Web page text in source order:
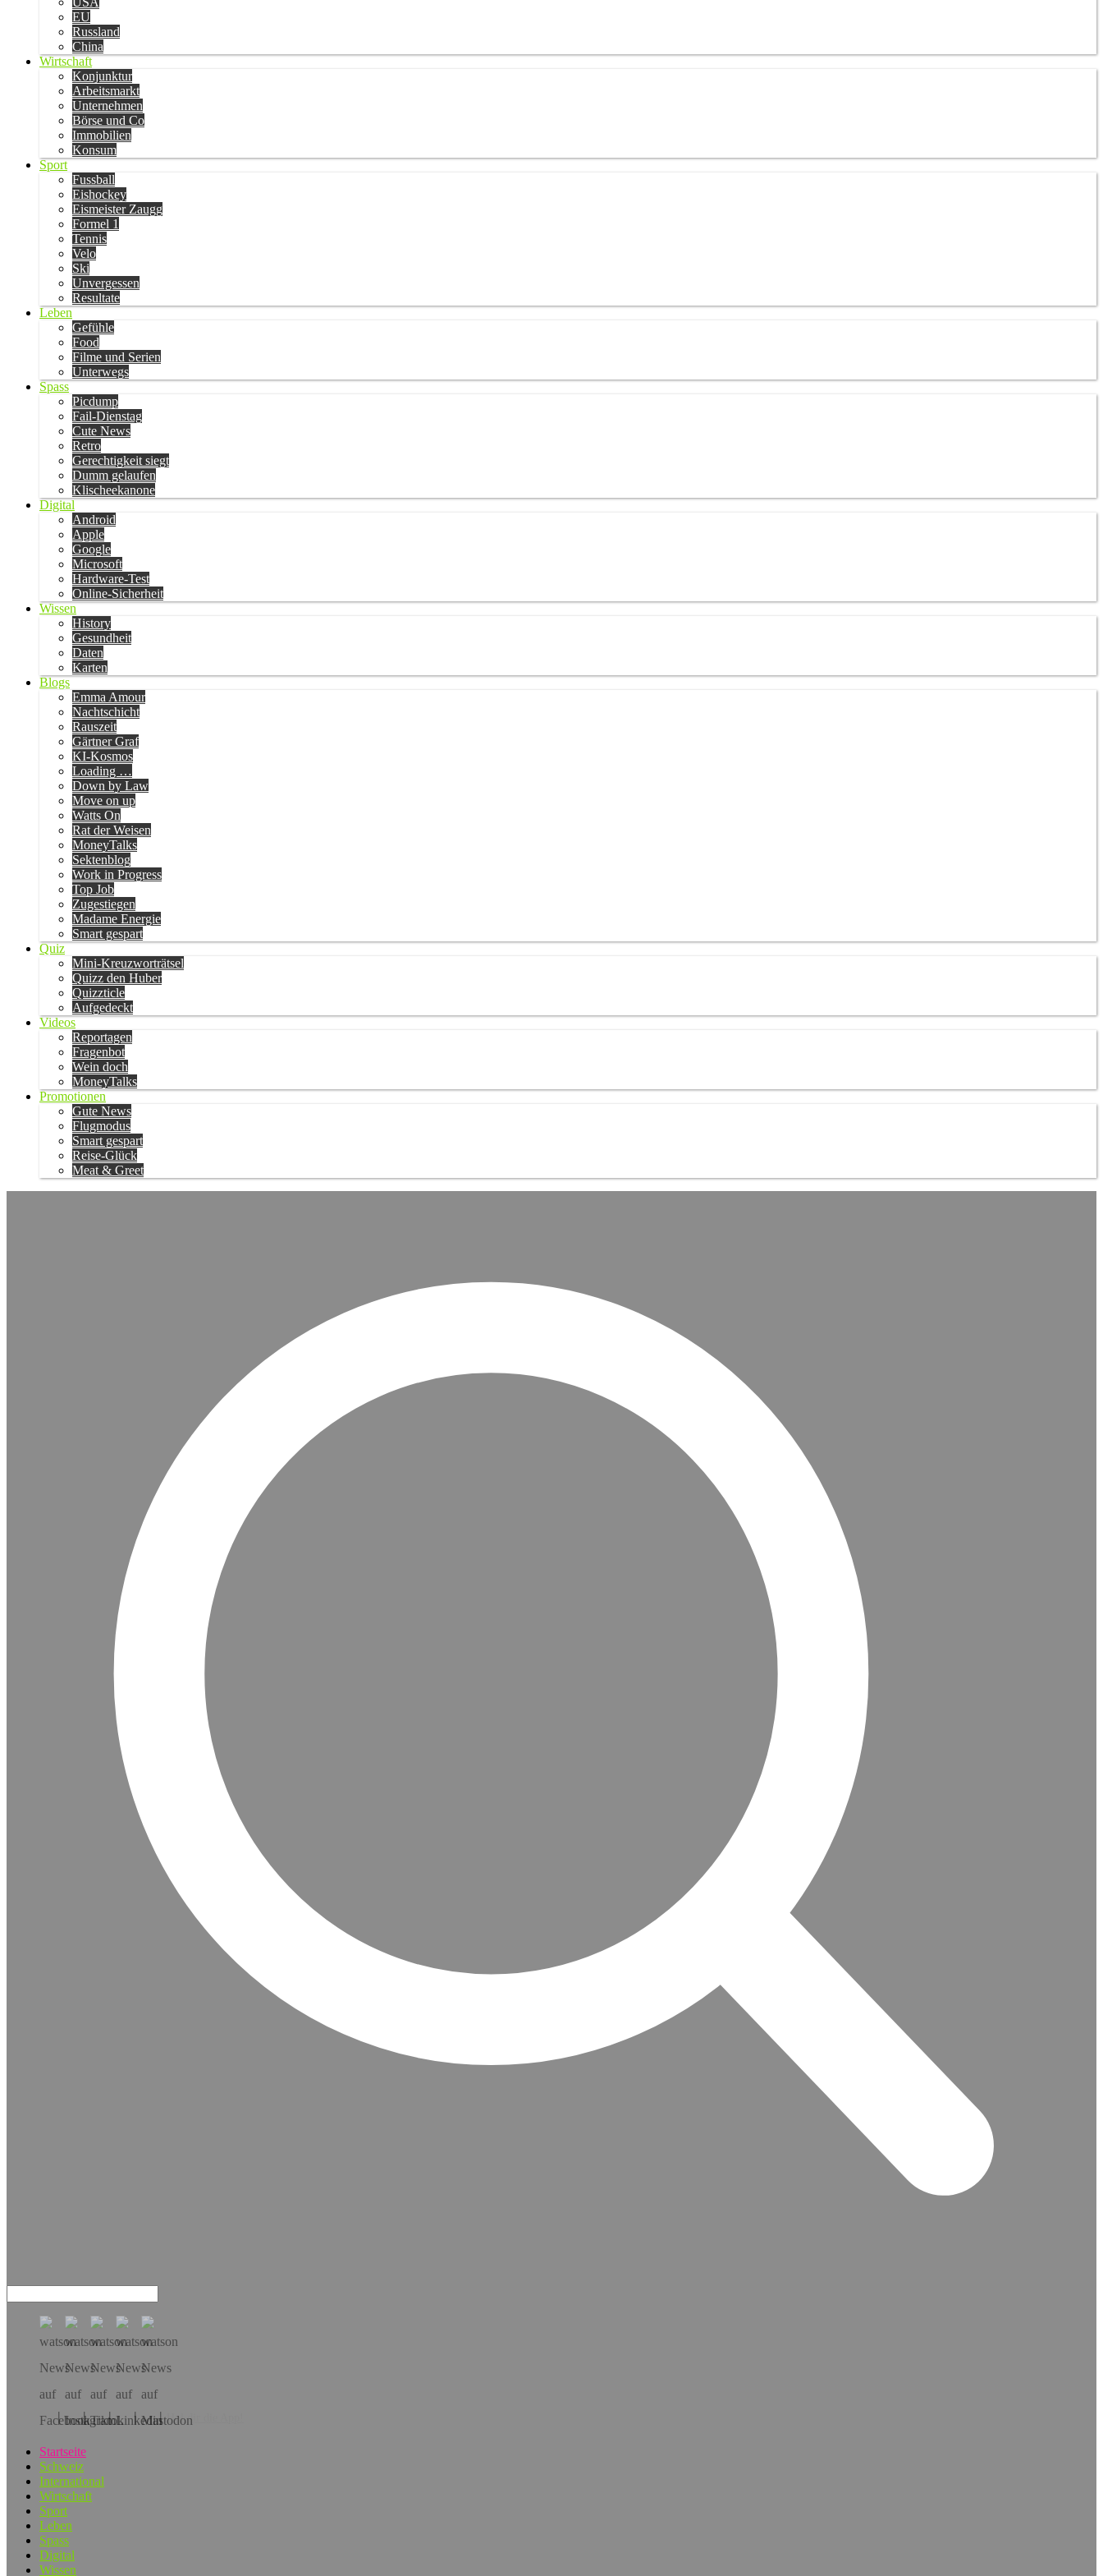
EU
Russland
China
Wirtschaft
Konjunktur
Arbeitsmarkt
Unternehmen
Börse und Co
Immobilien
Konsum
Sport
Fussball
Eishockey
Eismeister Zaugg
Formel 1
Tennis
Velo
Ski
Unvergessen
Resultate
Leben
Gefühle
Food
Filme und Serien
Unterwegs
Spass
Picdump
Fail-Dienstag
Cute News
Retro
Gerechtigkeit siegt
Dumm gelaufen
Klischeekanone
Digital
Android
Apple
Google
Microsoft
Hardware-Test
Online-Sicherheit
Wissen
History
Gesundheit
Daten
Karten
Blogs
Emma Amour
Nachtschicht
Rauszeit
Gärtner Graf
KI-Kosmos
Loading …
Down by Law
Move on up
Watts On
Rat der Weisen
MoneyTalks
Sektenblog
Work in Progress
Top Job
Zugestiegen
Madame Energie
Smart gespart
Quiz
Mini-Kreuzworträtsel
Quizz den Huber
Quizzticle
Aufgedeckt
Videos
Reportagen
Fragenbot
Wein doch
MoneyTalks
Promotionen
Gute News
Flugmodus
Smart gespart
Reise-Glück
Meat & Greet
Hol dir die App!
Startseite
Schweiz
International
Wirtschaft
Sport
Leben
Spass
Digital
Wissen